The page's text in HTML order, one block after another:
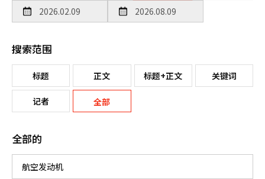
搜索范围
标题 正文 标题+正文 关键词
记者 全部
全部的